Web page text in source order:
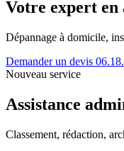
Votre expert en
Dépannage à domicile,
Demander un devis
Nouveau service
Assistance
Classement, rédaction,